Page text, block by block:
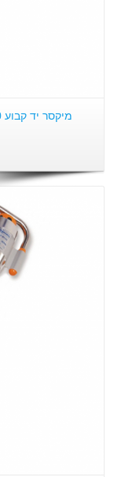
מיקסר יד קבוע 200 ליטר DYNAMIC- SMX600E